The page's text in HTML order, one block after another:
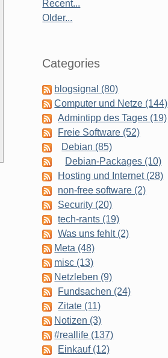
Recent...
Older...
Categories
blogsignal (80)
Computer und Netze (144)
Admintipp des Tages (19)
Freie Software (52)
Debian (85)
Debian-Packages (10)
Hosting und Internet (28)
non-free software (2)
Security (20)
tech-rants (19)
Was uns fehlt (2)
Meta (48)
misc (13)
Netzleben (9)
Fundsachen (24)
Zitate (11)
Notizen (3)
#reallife (137)
Einkauf (12)